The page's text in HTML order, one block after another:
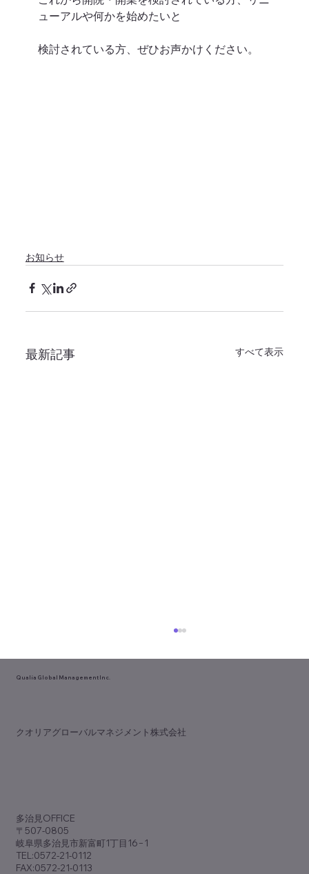
ューアルや何かを始めたいと
検討されている方、ぜひお声かけください。
お知らせ
最新記事 すべて表示
載されました
Qualia Global Management Inc.
​クオリアグローバルマネジメント株式会社
​多治見OFFICE
〒507-0805
岐阜県多治見市新富町1丁目16−1
TEL:0572-21-0112
FAX:0572-21-0113